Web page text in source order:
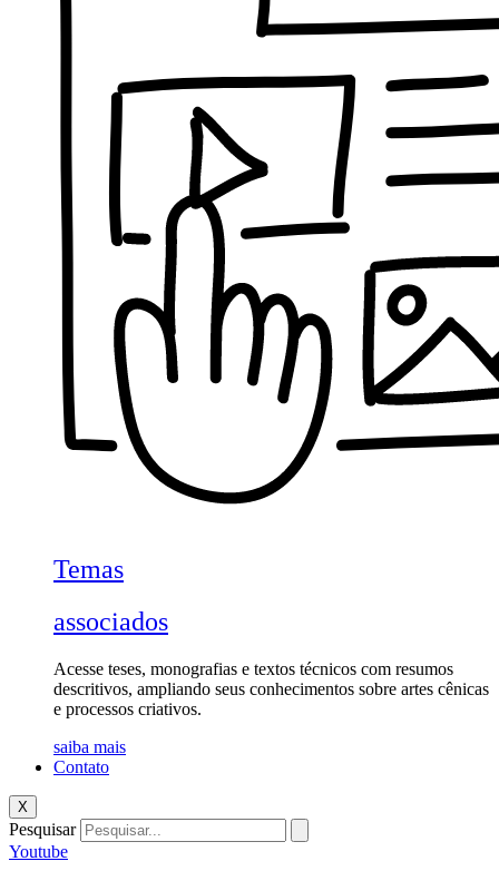
Temas
associados
Acesse teses, monografias e textos técnicos com resumos
descritivos, ampliando seus conhecimentos sobre artes cênicas
e processos criativos.
saiba mais
Contato
X
Pesquisar
Youtube